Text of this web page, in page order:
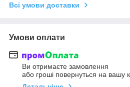
Всі умови доставки
Умови оплати
Ви отримаєте замовлення
або гроші повернуться на вашу